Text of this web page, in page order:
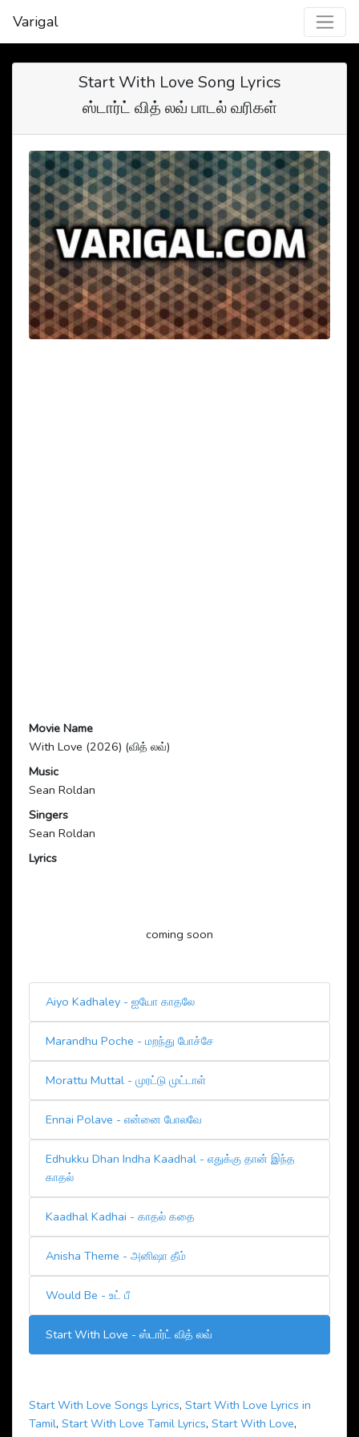
Varigal
Start With Love Song Lyrics
ஸ்டார்ட் வித் லவ் பாடல் வரிகள்
Movie Name
With Love (2026) (வித் லவ்)
Music
Sean Roldan
Singers
Sean Roldan
Lyrics
coming soon
Aiyo Kadhaley - ஐயோ காதலே
Marandhu Poche - மறந்து போச்சே
Morattu Muttal - முரட்டு முட்டாள்
Ennai Polave - என்னை போலவே
Edhukku Dhan Indha Kaadhal - எதுக்கு தான் இந்த
காதல்
Kaadhal Kadhai - காதல் கதை
Anisha Theme - அனிஷா தீம்
Would Be - உட் பீ
Start With Love - ஸ்டார்ட் வித் லவ்
Start With Love Songs Lyrics, Start With Love Lyrics in
Tamil, Start With Love Tamil Lyrics, Start With Love,